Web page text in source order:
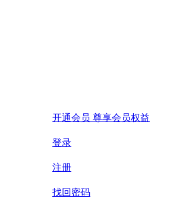
开通会员 尊享会员权益
登录
注册
找回密码